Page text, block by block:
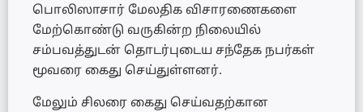
பொலிஸாசார் மேலதிக விசாரணைகளை
மேற்கொண்டு வருகின்ற நிலையில்
சம்பவத்துடன் தொடர்புடைய சந்தேக நபர்கள்
மூவரை கைது செய்துள்ளனர்.
மேலும் சிலரை கைது செய்வதற்கான